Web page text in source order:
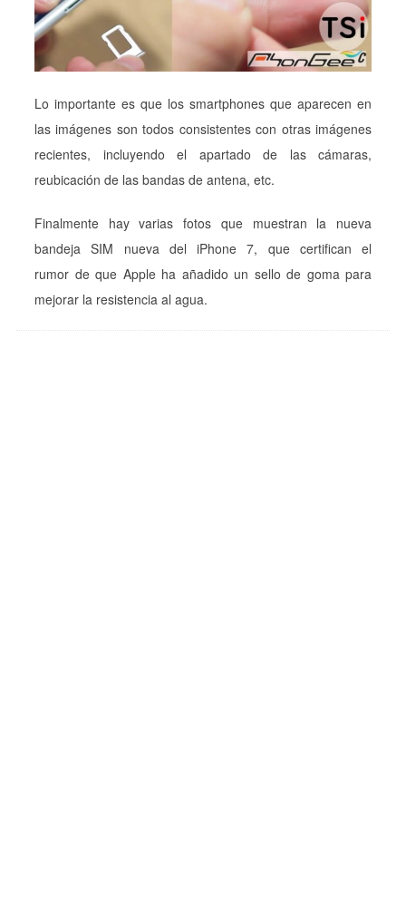
Lo importante es que los smartphones que aparecen en
las imágenes son todos consistentes con otras imágenes
recientes, incluyendo el apartado de las cámaras,
reubicación de las bandas de antena, etc.
Finalmente hay varias fotos que muestran la nueva
bandeja SIM nueva del iPhone 7, que certifican el
rumor de que Apple ha añadido un sello de goma para
mejorar la resistencia al agua.